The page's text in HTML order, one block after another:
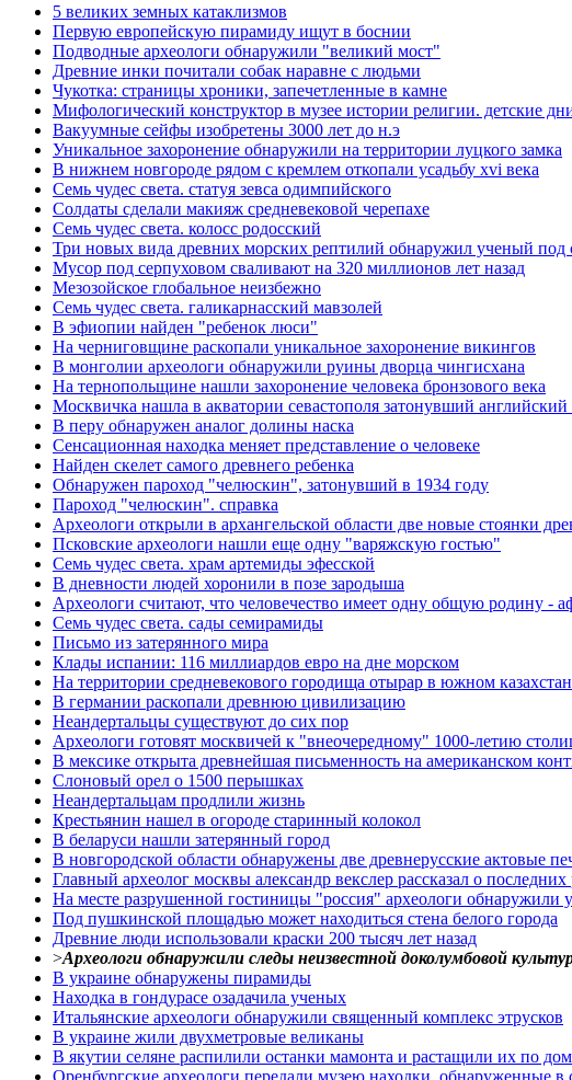
5 великих земных катаклизмов
Первую европейскую пирамиду ищут в боснии
Подводные археологи обнаружили "великий мост"
Древние инки почитали собак наравне с людьми
Чукотка: страницы хроники, запечетленные в камне
Мифологический конструктор в музее истории религии. детские
Вакуумные сейфы изобретены 3000 лет до н.э
Уникальное захоронение обнаружили на территории луцкого замка
В нижнем новгороде рядом с кремлем откопали усадьбу xvi века
Семь чудес света. статуя зевса одимпийского
Солдаты сделали макияж средневековой черепахе
Семь чудес света. колосс родосский
Три новых вида древних морских рептилий обнаружил ученый под
Мусор под cерпуховом сваливают на 320 миллионов лет назад
Мезозойское глобальное неизбежно
Семь чудес света. галикарнасский мавзолей
В эфиопии найден "ребенок люси"
На черниговщине раскопали уникальное захоронение викингов
В монголии археологи обнаружили руины дворца чингисхана
На тернопольщине нашли захоронение человека бронзового века
Москвичка нашла в акватории севастополя затонувший
В перу обнаружен аналог долины наска
Сенсационная находка меняет представление о человеке
Найден скелет самого древнего ребенка
Обнаружен пароход "челюскин", затонувший в 1934 году
Пароход "челюскин". справка
Археологи открыли в архангельской области две новые стоянки
Псковские археологи нашли еще одну "варяжскую гостью"
Семь чудес света. храм артемиды эфесской
В дневности людей хоронили в позе зародыша
Археологи считают, что человечество имеет одну общую родину -
Семь чудес света. сады семирамиды
Письмо из затерянного мира
Клады испании: 116 миллиардов евро на дне морском
На территории средневекового городища отырар в южном
В германии раскопали древнюю цивилизацию
Неандертальцы существуют до сих пор
Археологи готовят москвичей к "внеочередному" 1000-летию
В мексике открыта древнейшая письменность на американском
Слоновый орел о 1500 перышках
Неандертальцам продлили жизнь
Крестьянин нашел в огороде старинный колокол
В беларуси нашли затерянный город
В новгородской области обнаружены две древнерусские актовые
Главный археолог москвы александр векслер рассказал о
На месте разрушенной гостиницы "россия" археологи обнаружили
Под пушкинской площадью может находиться стена белого города
Древние люди использовали краски 200 тысяч лет назад
>Археологи обнаружили следы неизвестной доколумбовой
В украине обнаружены пирамиды
Находка в гондурасе озадачила ученых
Итальянские археологи обнаружили священный комплекс этрусков
В украине жили двухметровые великаны
В якутии селяне распилили останки мамонта и растащили их по
Оренбургские археологи передали музею находки, обнаруженные в